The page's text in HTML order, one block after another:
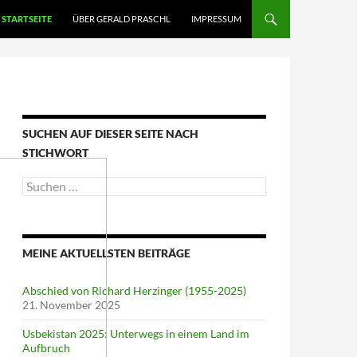
STARTSEITE ÜBER GERALD PRASCHL IMPRESSUM
SUCHEN AUF DIESER SEITE NACH
STICHWORT
Suche
nach:
MEINE AKTUELLSTEN BEITRÄGE
Abschied von Richard Herzinger (1955-2025)
21. November 2025
Usbekistan 2025: Unterwegs in einem Land im
Aufbruch